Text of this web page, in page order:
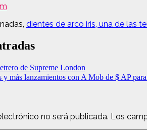
dientes de arco iris, una de las
de Supreme London
más lanzamientos con A Mob de $ AP
no será publicada. Los